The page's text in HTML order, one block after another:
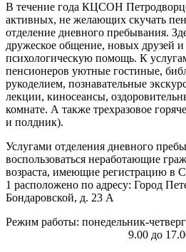
В течение года КЦСОН
активных, не желающих скучать
отделение дневного пребывания.
дружеское общение, новых друзей
психологическую помощь. К
пенсионеров уютные гостиные,
рукоделием, познавательные
лекции, киносеансы,
комнате. А также трехразовое
и полдник).
Услугами отделения дневного
воспользоваться неработающие
возраста, имеющие регистрацию в
1 расположено по адресу: Город
Бондаровской, д. 23 А
Режим работы: понедельник-
9.00 до